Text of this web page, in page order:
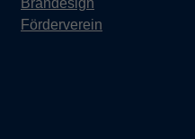
Brandesign
Förderverein